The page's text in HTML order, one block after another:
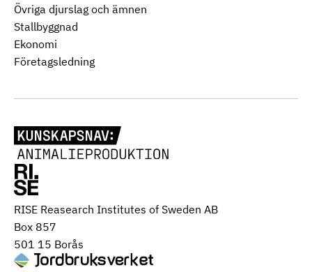
RISE Reasearch Institutes of Sweden AB
Box 857
501 15 Borås
Övriga djurslag och ämnen
Stallbyggnad
Ekonomi
Företagsledning